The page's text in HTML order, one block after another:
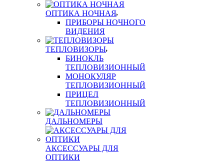
ОПТИКА НОЧНАЯ
ПРИБОРЫ НОЧНОГО
ВИДЕНИЯ
ТЕПЛОВИЗОРЫ
БИНОКЛЬ
ТЕПЛОВИЗИОННЫЙ
МОНОКУЛЯР
ТЕПЛОВИЗИОННЫЙ
ПРИЦЕЛ
ТЕПЛОВИЗИОННЫЙ
ДАЛЬНОМЕРЫ
АКСЕССУАРЫ ДЛЯ
ОПТИКИ